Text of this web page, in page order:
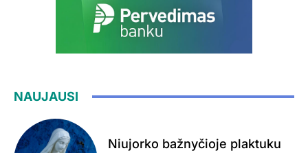
NAUJAUSI
Niujorko bažnyčioje plaktuku